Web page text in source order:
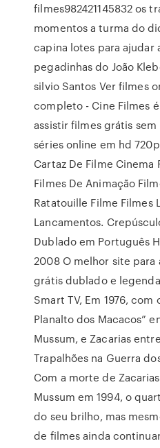
filmes982421145832 os
momentos a turma do
capina lotes para ajudar
pegadinhas do João
silvio Santos Ver filmes
completo - Cine Filmes
assistir filmes grátis
séries online em hd
Cartaz De Filme Cinema
Filmes De Animação
Ratatouille Filme Filmes
Lancamentos.
Dublado em Português
2008 O melhor site para
grátis dublado e
Smart TV, Em 1976,
Planalto dos Macacos”
Mussum, e Zacarias
Trapalhões na Guerra
Com a morte de
Mussum em 1994, o
do seu brilho, mas
de filmes ainda